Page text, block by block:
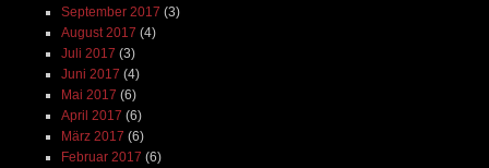
September 2017 (3)
August 2017 (4)
Juli 2017 (3)
Juni 2017 (4)
Mai 2017 (6)
April 2017 (6)
März 2017 (6)
Februar 2017 (6)